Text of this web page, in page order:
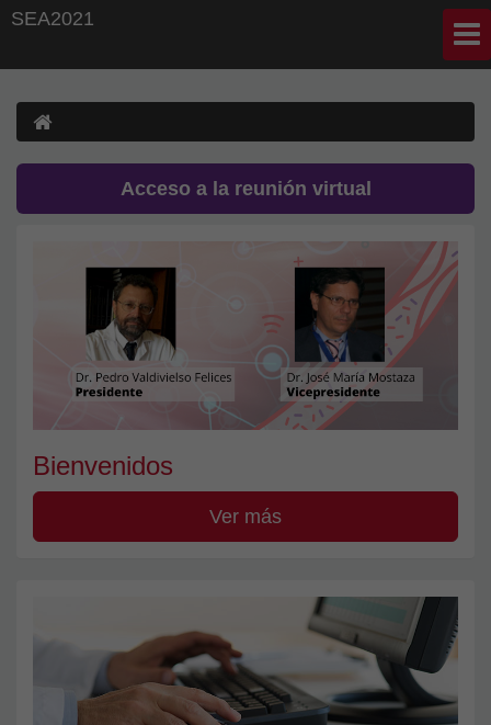
SEA2021
Acceso a la reunión virtual
Bienvenidos
Ver más